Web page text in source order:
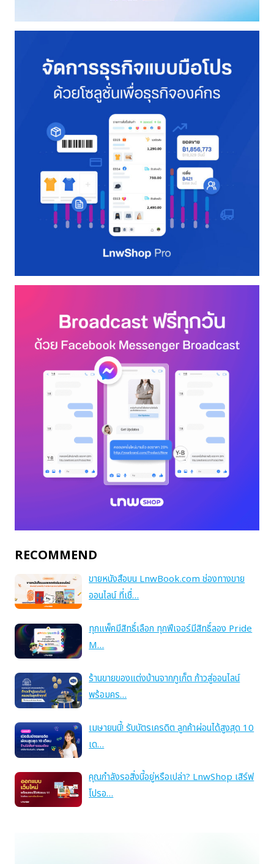
RECOMMEND
ขายหนังสือบน LnwBook.com ช่องทางขาย
ออนไลน์ ที่เชื่…
ทุกแพ็คมีสิทธิ์เลือก ทุกฟีเจอร์มีสิทธิ์ลอง Pride
M…
ร้านขายของแต่งบ้านจากภูเก็ต ก้าวสู่ออนไลน์
พร้อมคร…
เมษายนนี้! รับบัตรเครดิต ลูกค้าผ่อนได้สูงสุด 10
เด…
คุณกำลังรอสิ่งนี้อยู่หรือเปล่า? LnwShop เสิร์ฟ
โปรอ…